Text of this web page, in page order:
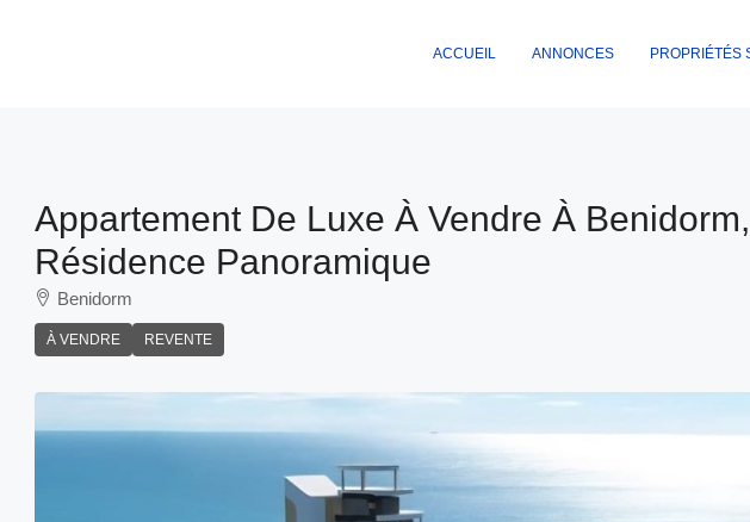
ACCUEIL ANNONCES PROPRIÉTÉS
Appartement De Luxe À Vendre À
Résidence Panoramique
Benidorm
À VENDRE REVENTE